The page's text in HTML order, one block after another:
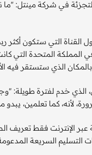
في شركة مينتل:
التي ستكون أكثر
المتحدة التي
الذي ستستقر فيه
خدم لفترة طويلة:
لأنه، كما تعلمين،
عبر الإنترنت فقط تعريف
التسليم السريعة